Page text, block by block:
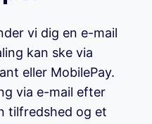
vi dig en e-mail
kan ske via
eller MobilePay.
via e-mail efter
tilfredshed og et